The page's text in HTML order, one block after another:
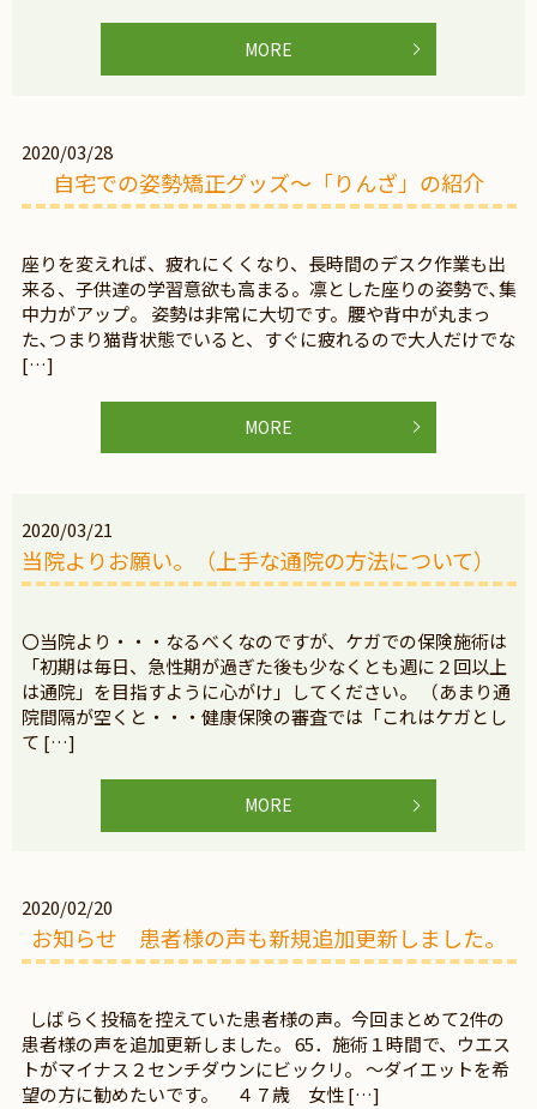
MORE
2020/03/28
自宅での姿勢矯正グッズ～「りんざ」の紹介
座りを変えれば、疲れにくくなり、長時間のデスク作業も出
来る、子供達の学習意欲も高まる。凛とした座りの姿勢で､集
中力がアップ。 姿勢は非常に大切です。腰や背中が丸まっ
た､つまり猫背状態でいると、すぐに疲れるので大人だけでな
[…]
MORE
2020/03/21
当院よりお願い。（上手な通院の方法について）
〇当院より・・・なるべくなのですが、ケガでの保険施術は
「初期は毎日、急性期が過ぎた後も少なくとも週に２回以上
は通院」を目指すように心がけ」してください。 （あまり通
院間隔が空くと・・・健康保険の審査では「これはケガとし
て […]
MORE
2020/02/20
お知らせ 患者様の声も新規追加更新しました。
しばらく投稿を控えていた患者様の声。今回まとめて2件の
患者様の声を追加更新しました。 65．施術１時間で、ウエス
トがマイナス２センチダウンにビックリ。 ～ダイエットを希
望の方に勧めたいです。 ４７歳 女性 […]